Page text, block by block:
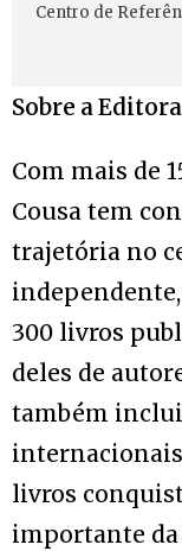
Centro de
Sobre a
Com mais de
Cousa tem
trajetória no
300 livros
deles de
também
livros
importante